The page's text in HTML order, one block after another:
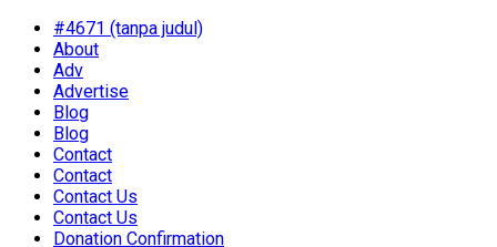
#4671 (tanpa judul)
About
Adv
Advertise
Blog
Blog
Contact
Contact
Contact Us
Contact Us
Donation Confirmation